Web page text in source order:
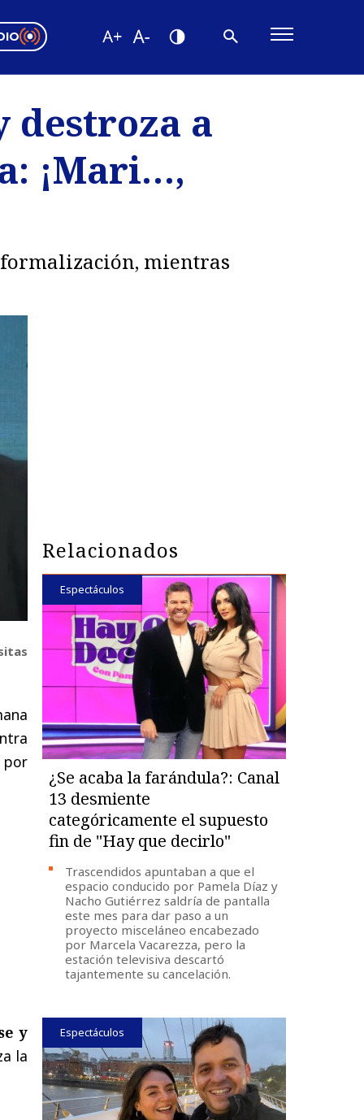
destroza a
¡Mari…,
mientras
y
la
Relacionados
Espectáculos
¿Se acaba la farándula?: Canal
13 desmiente
categóricamente el supuesto
fin de "Hay que decirlo"
Trascendidos apuntaban a que el
espacio conducido por Pamela Díaz y
Nacho Gutiérrez saldría de pantalla
este mes para dar paso a un
proyecto misceláneo encabezado
por Marcela Vacarezza, pero la
estación televisiva descartó
tajantemente su cancelación.
Espectáculos